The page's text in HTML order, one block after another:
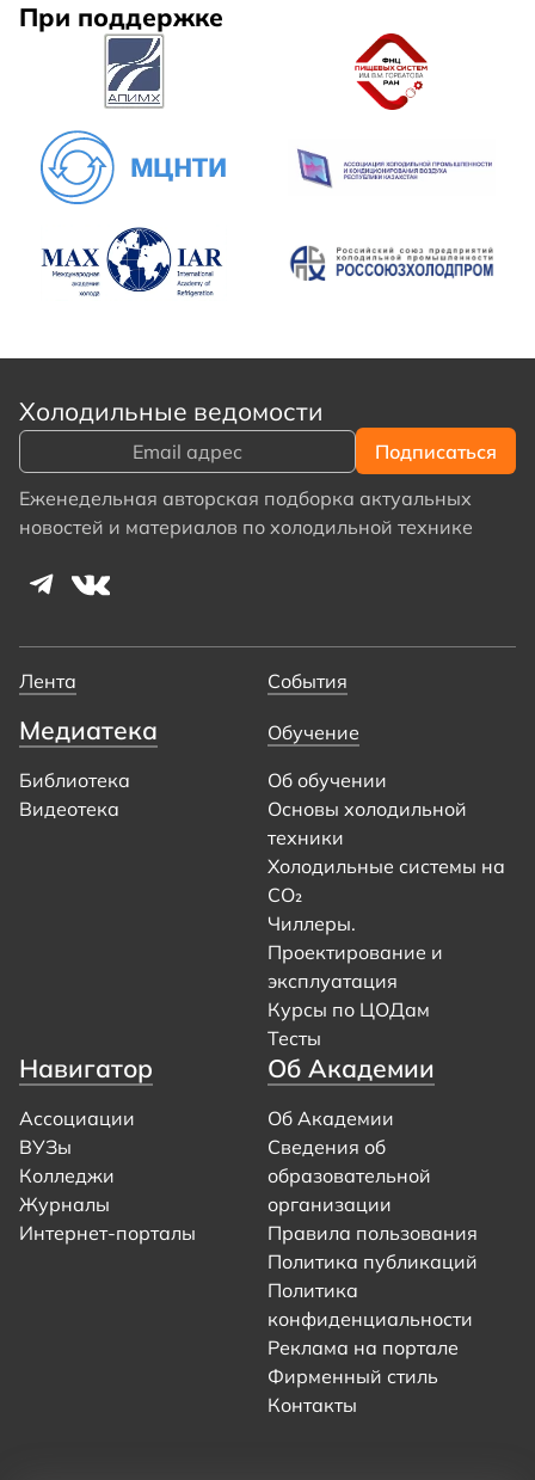
При поддержке
Холодильные ведомости
Еженедельная авторская подборка актуальных
новостей и материалов по холодильной технике
Лента События
Медиатека
Библиотека
Видеотека
Обучение
Об обучении
Основы холодильной
техники
Холодильные системы на
CO₂
Чиллеры.
Проектирование и
эксплуатация
Курсы по ЦОДам
Тесты
Навигатор
Ассоциации
ВУЗы
Колледжи
Журналы
Интернет-порталы
Об Академии
Об Академии
Сведения об
образовательной
организации
Правила пользования
Политика публикаций
Политика
конфиденциальности
Реклама на портале
Фирменный стиль
Контакты